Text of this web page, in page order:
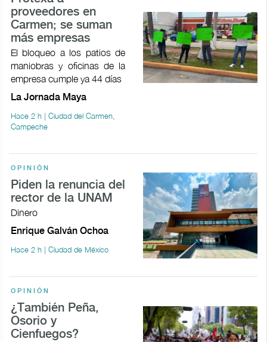
proveedores en
Carmen; se suman
más empresas
El bloqueo a los patios de
maniobras y oficinas de la
empresa cumple ya 44 días
La Jornada Maya
Hace 2 h | Ciudad del Carmen,
Campeche
OPINIÓN
Piden la renuncia del
rector de la UNAM
Dinero
Enrique Galván Ochoa
Hace 2 h | Ciudad de México
OPINIÓN
¿También Peña,
Osorio y
Cienfuegos?